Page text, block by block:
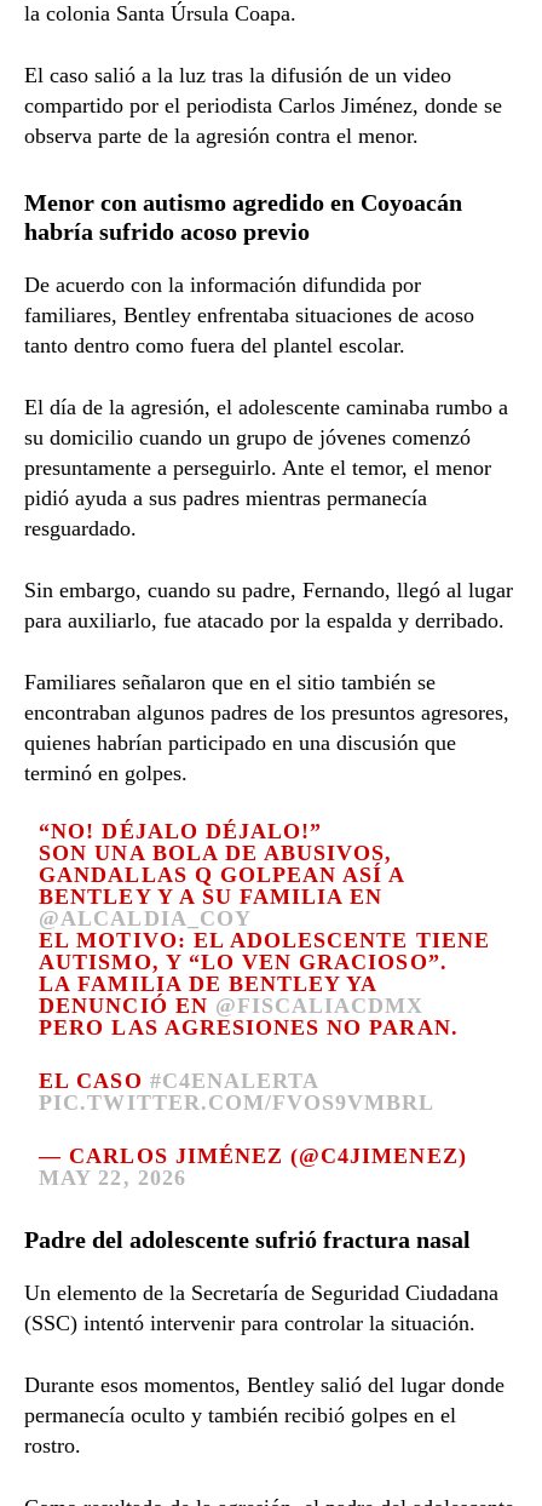
la colonia Santa Úrsula Coapa.
El caso salió a la luz tras la difusión de un video
compartido por el periodista Carlos Jiménez, donde se
observa parte de la agresión contra el menor.
Menor con autismo agredido en Coyoacán
habría sufrido acoso previo
De acuerdo con la información difundida por
familiares, Bentley enfrentaba situaciones de acoso
tanto dentro como fuera del plantel escolar.
El día de la agresión, el adolescente caminaba rumbo a
su domicilio cuando un grupo de jóvenes comenzó
presuntamente a perseguirlo. Ante el temor, el menor
pidió ayuda a sus padres mientras permanecía
resguardado.
Sin embargo, cuando su padre, Fernando, llegó al lugar
para auxiliarlo, fue atacado por la espalda y derribado.
Familiares señalaron que en el sitio también se
encontraban algunos padres de los presuntos agresores,
quienes habrían participado en una discusión que
terminó en golpes.
“NO! DÉJALO DÉJALO!”
SON UNA BOLA DE ABUSIVOS,
GANDALLAS Q GOLPEAN ASÍ A
BENTLEY Y A SU FAMILIA EN
@ALCALDIA_COY
EL MOTIVO: EL ADOLESCENTE TIENE
AUTISMO, Y “LO VEN GRACIOSO”.
LA FAMILIA DE BENTLEY YA
DENUNCIÓ EN @FISCALIACDMX
PERO LAS AGRESIONES NO PARAN.
EL CASO #C4ENALERTA
PIC.TWITTER.COM/FVOS9VMBRL
— CARLOS JIMÉNEZ (@C4JIMENEZ)
MAY 22, 2026
Padre del adolescente sufrió fractura nasal
Un elemento de la Secretaría de Seguridad Ciudadana
(SSC) intentó intervenir para controlar la situación.
Durante esos momentos, Bentley salió del lugar donde
permanecía oculto y también recibió golpes en el
rostro.